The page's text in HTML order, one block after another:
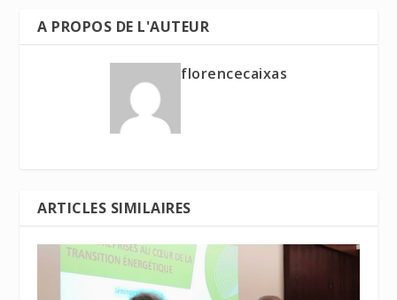
A PROPOS DE L'AUTEUR
florencecaixas
ARTICLES SIMILAIRES